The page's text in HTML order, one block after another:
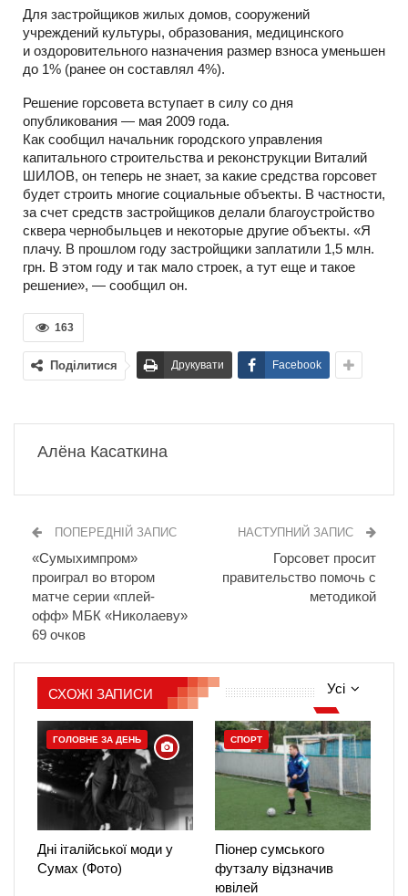
Для застройщиков жилых домов, сооружений
учреждений культуры, образования, медицинского
и оздоровительного назначения размер взноса уменьшен
до 1% (ранее он составлял 4%).
Решение горсовета вступает в силу со дня
опубликования — мая 2009 года.
Как сообщил начальник городского управления
капитального строительства и реконструкции Виталий
ШИЛОВ, он теперь не знает, за какие средства горсовет
будет строить многие социальные объекты. В частности,
за счет средств застройщиков делали благоустройство
сквера чернобыльцев и некоторые другие объекты. «Я
плачу. В прошлом году застройщики заплатили 1,5 млн.
грн. В этом году и так мало строек, а тут еще и такое
решение», — сообщил он.
163
Поділитися Друкувати Facebook
Алёна Касаткина
ПОПЕРЕДНІЙ ЗАПИС
«Сумыхимпром»
проиграл во втором
матче серии «плей-
офф» МБК «Николаеву»
69 очков
НАСТУПНИЙ ЗАПИС
Горсовет просит
правительство помочь с
методикой
Усі
СХОЖІ ЗАПИСИ
ГОЛОВНЕ ЗА ДЕНЬ
Дні італійської моди у
Сумах (Фото)
СПОРТ
Піонер сумського
футзалу відзначив
ювілей